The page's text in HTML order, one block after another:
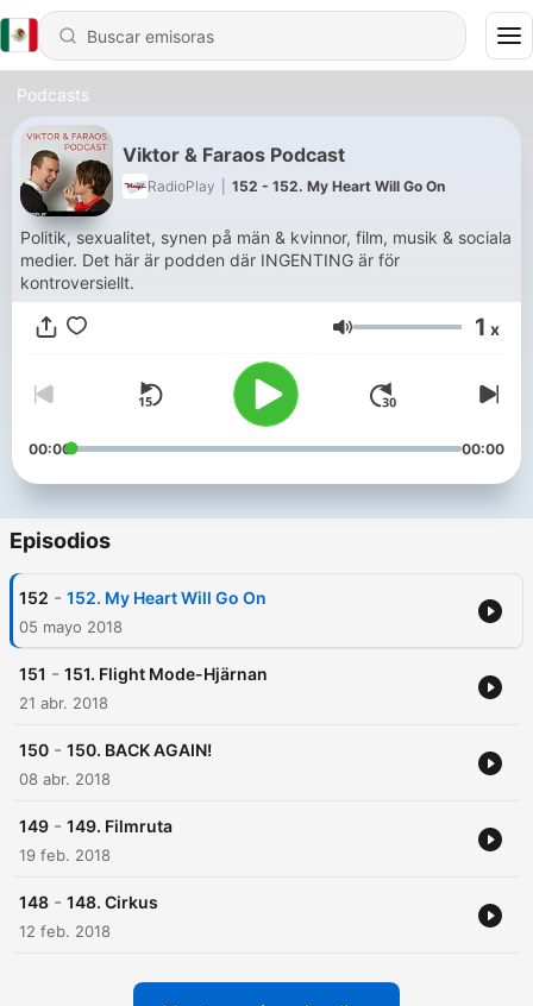
Podcasts
Viktor & Faraos Podcast
RadioPlay 152 - 152. My Heart Will Go On
Politik, sexualitet, synen på män & kvinnor, film, musik & sociala
medier. Det här är podden där INGENTING är för
kontroversiellt.
Volumen 1 x
00:00 00:00
Episodios
152 - 152. My Heart Will Go On
05 mayo 2018
151 - 151. Flight Mode-Hjärnan
21 abr. 2018
150 - 150. BACK AGAIN!
08 abr. 2018
149 - 149. Filmruta
19 feb. 2018
148 - 148. Cirkus
12 feb. 2018